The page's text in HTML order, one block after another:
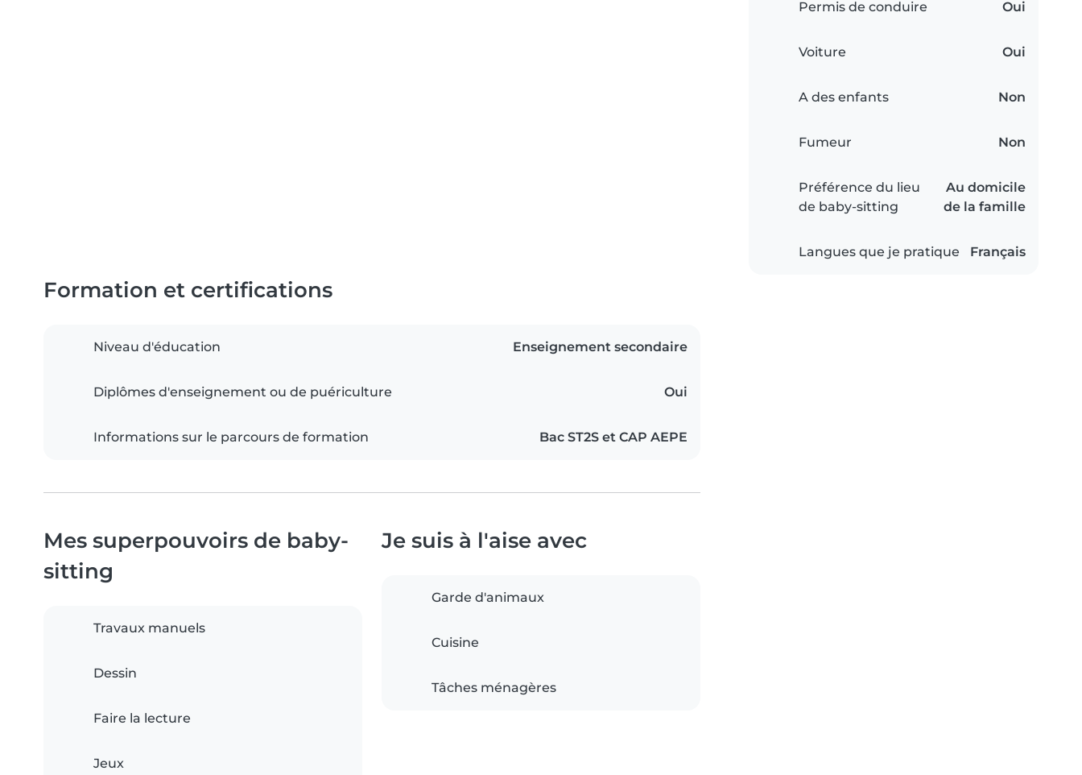
Permis de conduire Oui
Voiture Oui
A des enfants Non
Fumeur Non
Préférence du lieu
de baby-sitting
Au domicile
de la famille
Langues que je pratique Français
Formation et certifications
Niveau d'éducation Enseignement secondaire
Diplômes d'enseignement ou de puériculture Oui
Informations sur le parcours de formation Bac ST2S et CAP AEPE
Mes superpouvoirs de baby-
sitting
Travaux manuels
Dessin
Faire la lecture
Jeux
Je suis à l'aise avec
Garde d'animaux
Cuisine
Tâches ménagères